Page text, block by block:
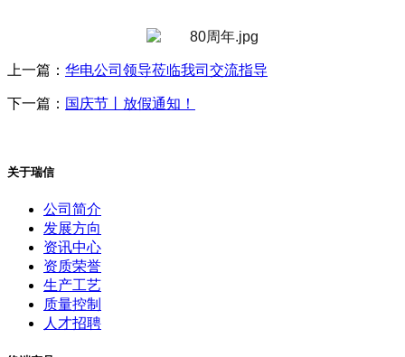
上一篇： 华电公司领导莅临我司交流指导
下一篇： 国庆节丨放假通知！
关于瑞信
公司简介
发展方向
资讯中心
资质荣誉
生产工艺
质量控制
人才招聘